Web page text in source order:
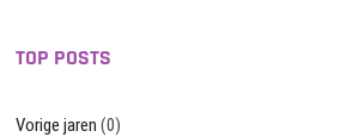
TOP POSTS
Vorige jaren (0)